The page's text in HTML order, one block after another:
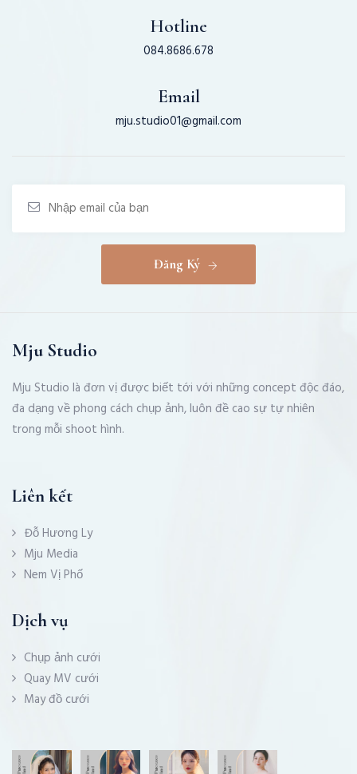
Hotline
084.8686.678
Email
mju.studio01@gmail.com
Đăng Ký
Mju Studio
Mju Studio là đơn vị được biết tới với những concept độc đáo,
đa dạng về phong cách chụp ảnh, luôn đề cao sự tự nhiên
trong mỗi shoot hình.
Liên kết
Đỗ Hương Ly
Mju Media
Nem Vị Phố
Dịch vụ
Chụp ảnh cưới
Quay MV cưới
May đồ cưới